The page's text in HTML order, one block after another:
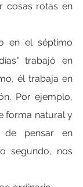
cosas rotas en
en el séptimo
trabajó en
él trabaja en
Por ejemplo,
forma natural y
de pensar en
segundo, nos